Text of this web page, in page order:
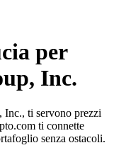
per
Inc.
Inc., ti servono prezzi
ti connette
senza ostacoli.